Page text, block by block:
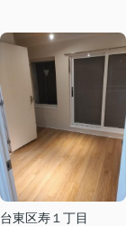
台東区寿１丁目